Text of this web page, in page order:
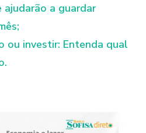
ajudarão a guardar
ou investir: Entenda qual